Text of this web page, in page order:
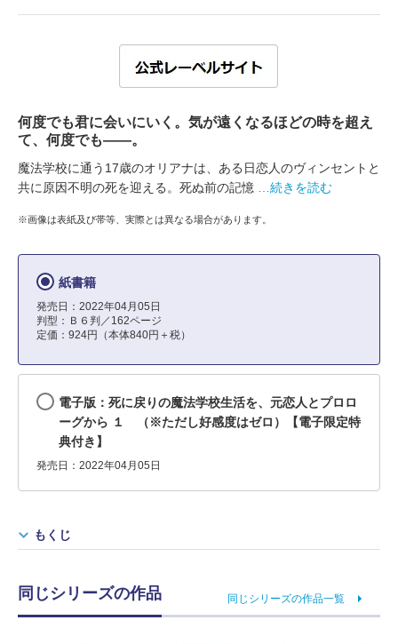
何度でも君に会いにいく。気が遠くなるほどの時を超え
て、何度でも――。
魔法学校に通う17歳のオリアナは、ある日恋人のヴィンセントと
共に原因不明の死を迎える。死ぬ前の記憶
…続きを読む
※画像は表紙及び帯等、実際とは異なる場合があります。
紙書籍
発売日：2022年04月05日
判型：Ｂ６判／162ページ
定価：924円（本体840円＋税）
電子版：死に戻りの魔法学校生活を、元恋人とプロロ
ーグから １ （※ただし好感度はゼロ）【電子限定特
典付き】
発売日：2022年04月05日
もくじ
同じシリーズの作品 同じシリーズの作品一覧